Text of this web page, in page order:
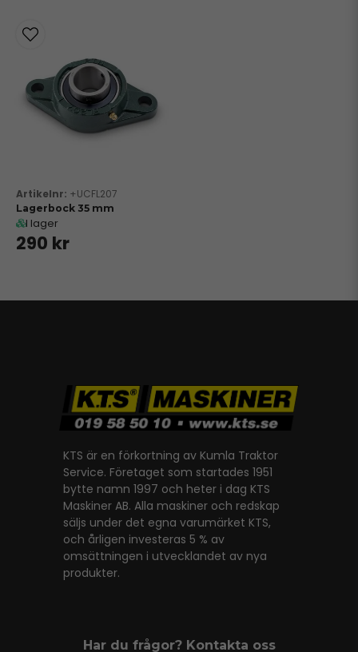
+UCFL207
Lagerbock 35 mm
I lager
290 kr
KTS är en förkortning av Kumla Traktor
Service. Företaget som startades 1951
bytte namn 1997 och heter i dag KTS
Maskiner AB. Alla maskiner och redskap
säljs under det egna varumärket KTS,
och årligen investeras 5 % av
omsättningen i utvecklandet av nya
produkter.
Har du frågor? Kontakta oss